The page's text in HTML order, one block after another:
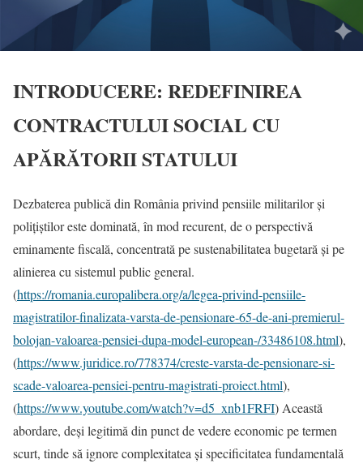
INTRODUCERE: REDEFINIREA
CONTRACTULUI SOCIAL CU
APĂRĂTORII STATULUI
Dezbaterea publică din România privind pensiile militarilor și
polițiștilor este dominată, în mod recurent, de o perspectivă
eminamente fiscală, concentrată pe sustenabilitatea bugetară și pe
alinierea cu sistemul public general.
(https://romania.europalibera.org/a/legea-privind-pensiile-
magistratilor-finalizata-varsta-de-pensionare-65-de-ani-premierul-
bolojan-valoarea-pensiei-dupa-model-european-/33486108.html),
(https://www.juridice.ro/778374/creste-varsta-de-pensionare-si-
scade-valoarea-pensiei-pentru-magistrati-proiect.html),
(https://www.youtube.com/watch?v=d5_xnb1FRFI) Această
abordare, deși legitimă din punct de vedere economic pe termen
scurt, tinde să ignore complexitatea și specificitatea fundamentală